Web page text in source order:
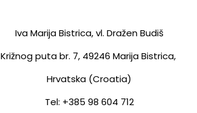
Iva Marija Bistrica, vl. Dražen Budiš
Križnog puta br. 7, 49246 Marija Bistrica,
Hrvatska (Croatia)
Tel: +385 98 604 712